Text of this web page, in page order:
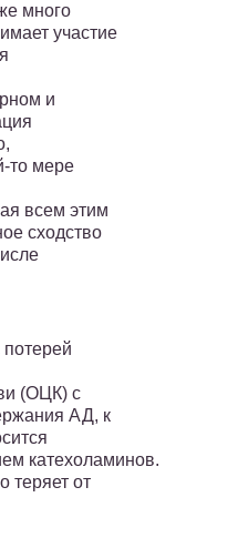
много
участие
и
то мере
всем этим
сход­ство
потерей
(ОЦК) с
АД, к
катехоламинов.
теряет от